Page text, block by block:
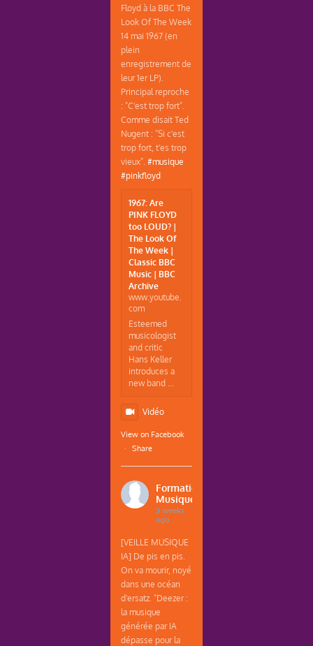
Floyd à la BBC The
Look Of The Week
14 mai 1967 (en
plein
enregistrement de
leur 1er LP).
Principal reproche
: "C'est trop fort".
Comme disait Ted
Nugent : "Si c'est
trop fort, t'es trop
vieux".#musique
#pinkfloyd
1967: Are
PINK FLOYD
too LOUD? |
The Look Of
The Week |
Classic BBC
Music | BBC
Archive
www.youtube.
com
Esteemed
musicologist
and critic
Hans Keller
introduces a
new band ...
Vidéo
View on Facebook
·
Share
Formations
Musique
3 weeks
ago
[VEILLE MUSIQUE
IA] De pis en pis.
On va mourir, noyé
dans une océan
d'ersatz. "Deezer :
la musique
générée par IA
dépasse pour la